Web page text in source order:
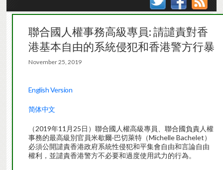
聯合國人權事務高級專員: 請譴責對香
港基本自由的系統侵犯和香港警方行暴
November 25, 2019
English Version
简体中文
（2019年11月25日）聯合國人權高級專員、聯合國負責人權
事務的最高級別官員米歇爾·巴切萊特（Michelle Bachelet）
必須公開譴責香港政府系統性侵犯和平集會自由和言論自由
權利，並譴責香港警方不必要和過度使用武力的行為。